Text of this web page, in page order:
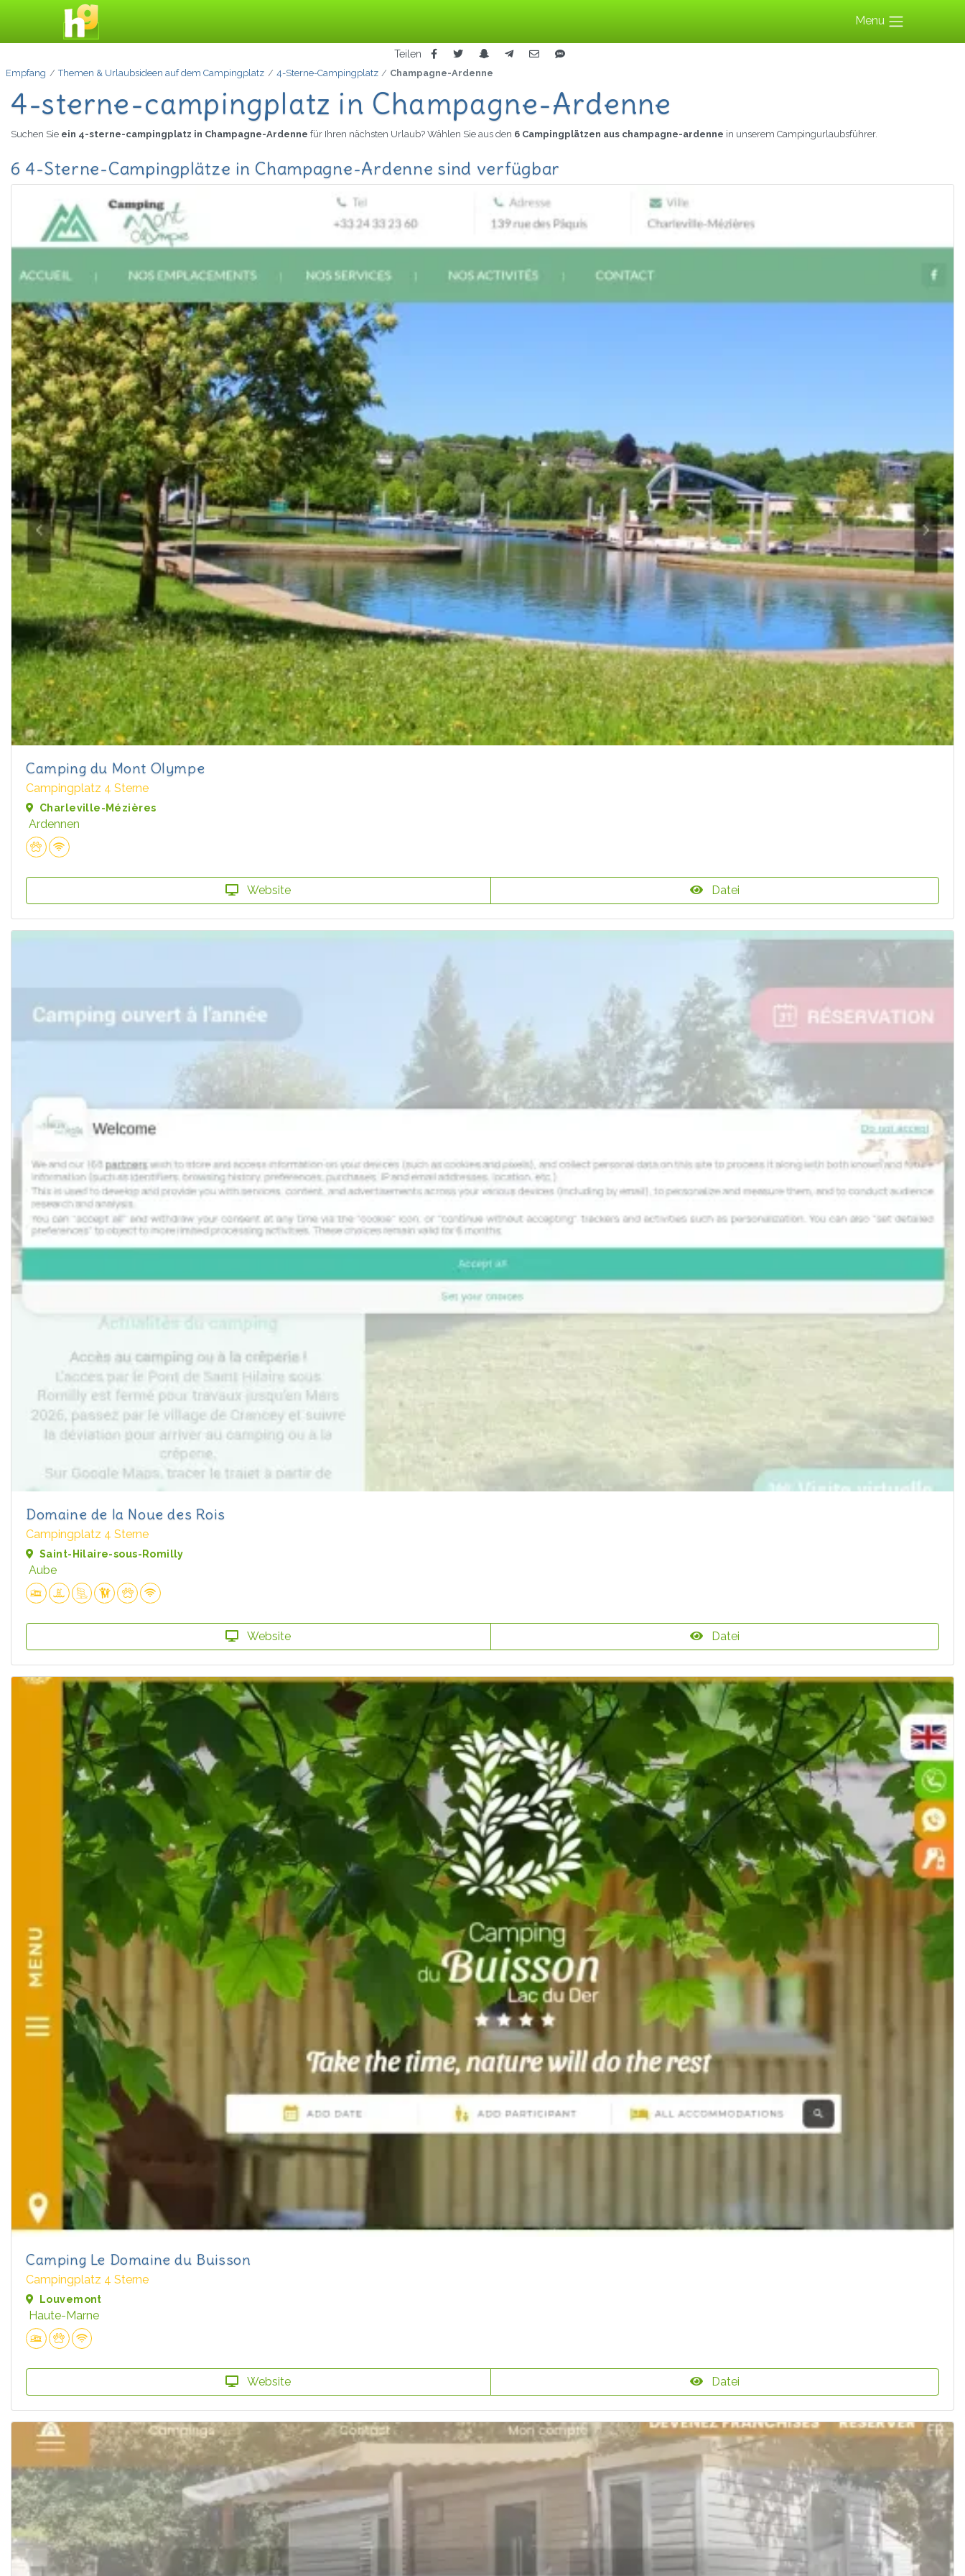
Menu
Teilen
Empfang Themen & Urlaubsideen auf dem Campingplatz 4-Sterne-Campingplatz Champagne-Ardenne
4-sterne-campingplatz in Champagne-Ardenne
Suchen Sie ein 4-sterne-campingplatz in Champagne-Ardenne für Ihren nächsten Urlaub? Wählen Sie aus den 6 Campingplätzen aus champagne-ardenne in unserem Campingurlaubsführer.
6 4-Sterne-Campingplätze in Champagne-Ardenne sind verfügbar
Camping du Mont Olympe
Campingplatz 4 Sterne
Charleville-Mézières
Ardennen
Website Datei
Domaine de la Noue des Rois
Campingplatz 4 Sterne
Saint-Hilaire-sous-Romilly
Aube
Website Datei
Camping Le Domaine du Buisson
Campingplatz 4 Sterne
Louvemont
Haute-Marne
Website Datei